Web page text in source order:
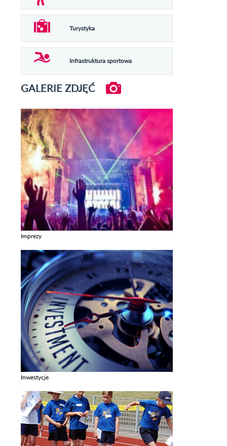
Turystyka
Infrastruktura sportowa
GALERIE ZDJĘĆ
Imprezy
Inwestycje